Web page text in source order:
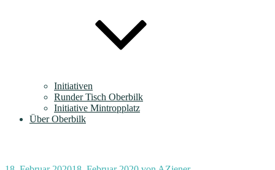
Initiativen
Runder Tisch Oberbilk
Initiative Mintropplatz
Über Oberbilk